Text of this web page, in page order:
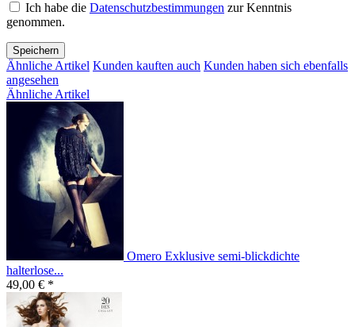
Ich habe die Datenschutzbestimmungen zur Kenntnis
genommen.
Speichern
Ähnliche Artikel Kunden kauften auch Kunden haben sich ebenfalls
angesehen
Ähnliche Artikel
Omero Exklusive semi-blickdichte
halterlose...
49,00 € *